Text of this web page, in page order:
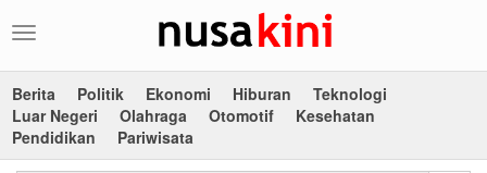
Toggle
Berita
Politik Ekonomi Hiburan
Teknologi
Luar Negeri
Olahraga Otomotif
Kesehatan
Pendidikan
Pariwisata